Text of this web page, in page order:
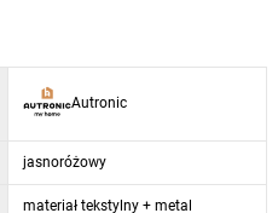
Tkanina sztruksowa
Autronic
jasnoróżowy
materiał tekstylny + metal